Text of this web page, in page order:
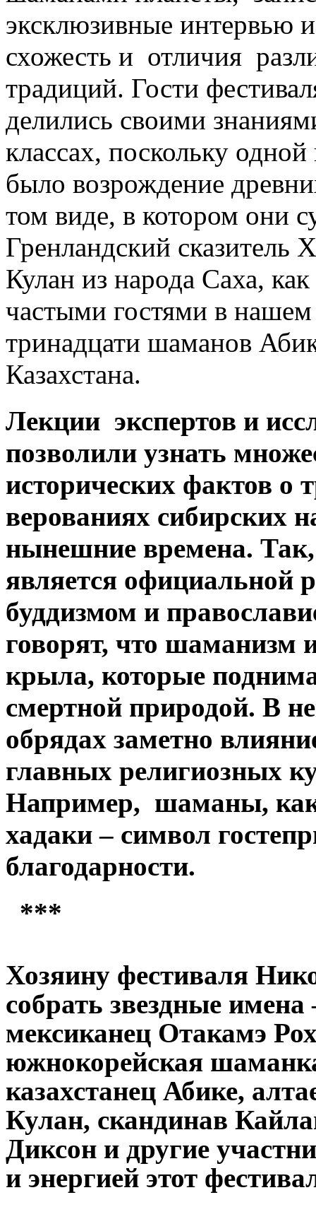
эксклюзивные интервью
схожесть и отличия
традиций. Гости
делились своими
классах, поскольку
было возрождение
том виде, в котором они
Гренландский
Кулан из народа Саха,
частыми гостями в
тринадцати шаманов
Казахстана.
Лекции экспертов и
позволили узнать
исторических фактов о
верованиях сибирских
нынешние времена.
является официальной
буддизмом и
говорят, что шаманизм
крыла, которые
смертной природой. В
обрядах заметно
главных религиозных
Например, шаманы, как
хадаки – символ
благодарности.
***
Хозяину фестиваля
собрать звездные
мексиканец Отакамэ
южнокорейская
казахстанец Абике,
Кулан, скандинав
Диксон и другие
и энергией этот